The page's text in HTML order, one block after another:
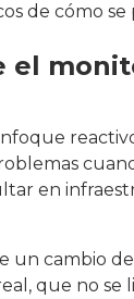
de cómo
el
en
un cambio
que no se